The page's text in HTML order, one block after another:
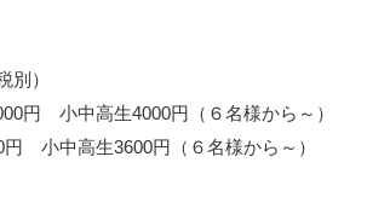
）
円 小中高生4000円（６名様から～）
小中高生3600円（６名様から～）